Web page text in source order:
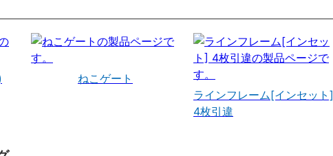
ねこゲート
ラインフレーム[インセット]
4枚引違